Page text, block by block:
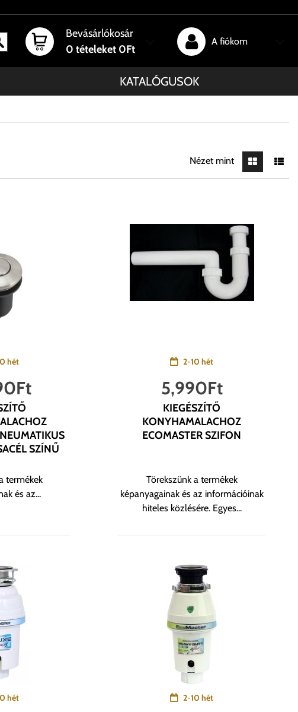
Bevásárlókosár
0 tételeket 0Ft
A fiókom
KATALÓGUSOK
Nézet mint
hét
Ft
SZÍNŰ
termékek
és az...
2-10 hét
5,990Ft
KIEGÉSZÍTŐ
KONYHAMALACHOZ
ECOMASTER SZIFON
Törekszünk a termékek
képanyagainak és az információinak
hiteles közlésére. Egyes...
hét 2-10 hét